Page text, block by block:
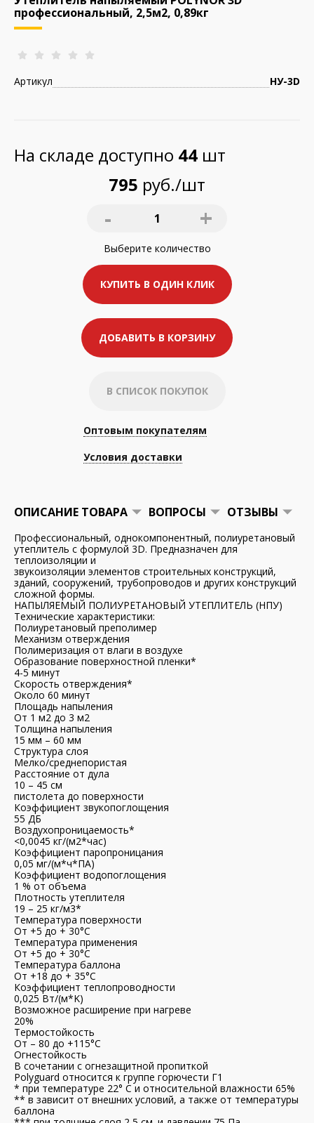
профессиональный, 2,5м2, 0,89кг
Артикул НУ-3D
На складе доступно 44 шт
795 руб./шт
- 1 +
Выберите количество
КУПИТЬ В ОДИН КЛИК
ДОБАВИТЬ В КОРЗИНУ
В СПИСОК ПОКУПОК
Оптовым покупателям
Условия доставки
ОПИСАНИЕ ТОВАРА ВОПРОСЫ ОТЗЫВЫ
Профессиональный, однокомпонентный, полиуретановый
утеплитель с формулой 3D. Предназначен для
теплоизоляции и
звукоизоляции элементов строительных конструкций,
зданий, сооружений, трубопроводов и других конструкций
сложной формы.
НАПЫЛЯЕМЫЙ ПОЛИУРЕТАНОВЫЙ УТЕПЛИТЕЛЬ (НПУ)
Технические характеристики:
Полиуретановый преполимер
Механизм отверждения
Полимеризация от влаги в воздухе
Образование поверхностной пленки*
4-5 минут
Скорость отверждения*
Около 60 минут
Площадь напыления
От 1 м2 до 3 м2
Толщина напыления
15 мм – 60 мм
Структура слоя
Мелко/среднепористая
Расстояние от дула
10 – 45 см
пистолета до поверхности
Коэффициент звукопоглощения
55 ДБ
Воздухопроницаемость*
<0,0045 кг/(м2*час)
Коэффициент паропроницания
0,05 мг/(м*ч*ПА)
Коэффициент водопоглощения
1 % от объема
Плотность утеплителя
19 – 25 кг/м3*
Температура поверхности
От +5 до + 30°С
Температура применения
От +5 до + 30°С
Температура баллона
От +18 до + 35°С
Коэффициент теплопроводности
0,025 Вт/(м*K)
Возможное расширение при нагреве
20%
Термостойкость
От – 80 до +115°С
Огнестойкость
В сочетании с огнезащитной пропиткой
Polyguard относится к группе горючести Г1
* при температуре 22° С и относительной влажности 65%
** в зависит от внешних условий, а также от температуры
баллона